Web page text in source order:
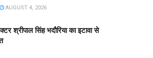
AUGUST 4, 2026
श्रीपाल सिंह भदौरिया का इटावा से